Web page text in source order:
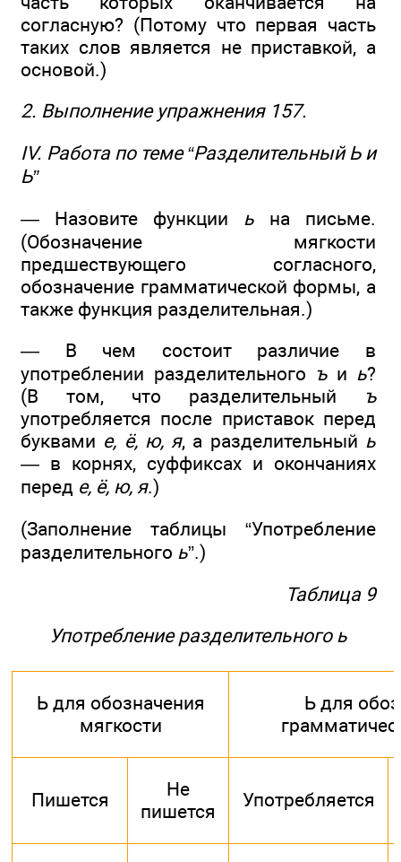
согласную? (Потому что первая часть
таких слов является не приставкой, а
основой.)
2. Выполнение упражнения 157.
IV. Работа по теме “Разделительный Ь и
Ь”
— Назовите функции ь на письме.
(Обозначение мягкости
предшествующего согласного,
обозначение грамматической формы, а
также функция разделительная.)
— В чем состоит различие в
употреблении разделительного ъи ь?
(В том, что разделительный
ъ
употребляется после приставок перед
буквами е, ё, ю, я, а разделительный ь
— в корнях, суффиксах и окончаниях
перед е, ё, ю, я.)
(Заполнение таблицы “Употребление
разделительного ь”.)
Таблица 9
Употребление разделительного ь
Ь для обозначения
мягкости
Ь для
Пишется
Не
пишется
Употребляется